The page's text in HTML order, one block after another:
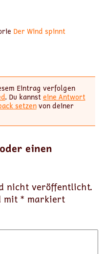
Der Wind spinnt
Eintrag verfolgen
. Du kannsteine Antwort
setzenvon deiner
einen
nicht veröffentlicht.
mit * markiert